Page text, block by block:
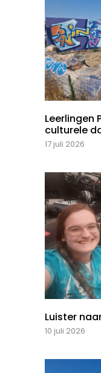
Leerlingen
culturele
17 juli 2026
Luister
10 juli 2026